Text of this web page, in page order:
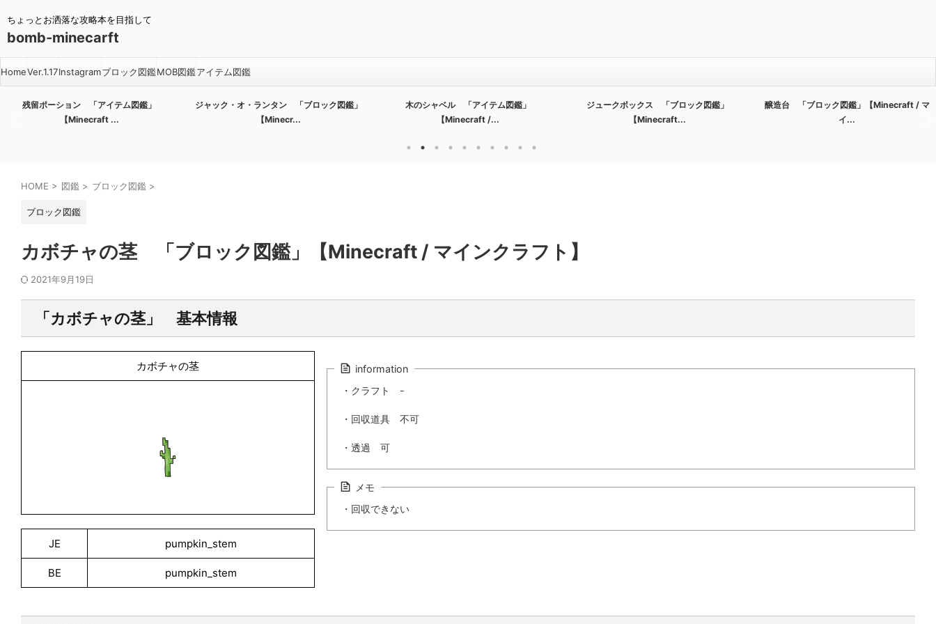
ちょっとお洒落な攻略本を目指して
bomb-minecarft
HomeVer.1.17Instagramブロック図鑑MOB図鑑アイテム図鑑
残留ポーション 「アイテム図鑑」
【Minecraft ...
ジャック・オ・ランタン 「ブロック図鑑」
【Minecr...
木のシャベル 「アイテム図鑑」
【Minecraft /...
ジュークボックス 「ブロック図鑑」
【Minecraft...
醸造台 「ブロック図鑑」【Minecraft / マ
イ...
HOME > 図鑑 > ブロック図鑑 >
ブロック図鑑
カボチャの茎 「ブロック図鑑」【Minecraft / マインクラフト】
2021年9月19日
「カボチャの茎」 基本情報
カボチャの茎
JE pumpkin_stem
BE pumpkin_stem
information
・クラフト -
・回収道具 不可
・透過 可
メモ
・回収できない